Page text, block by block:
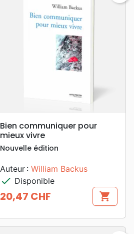
search APERÇU RAPIDE
Bien communiquer pour
mieux vivre
Nouvelle édition
Auteur : William Backus
check Disponible
Prix
20,47 CHF shopping_cart